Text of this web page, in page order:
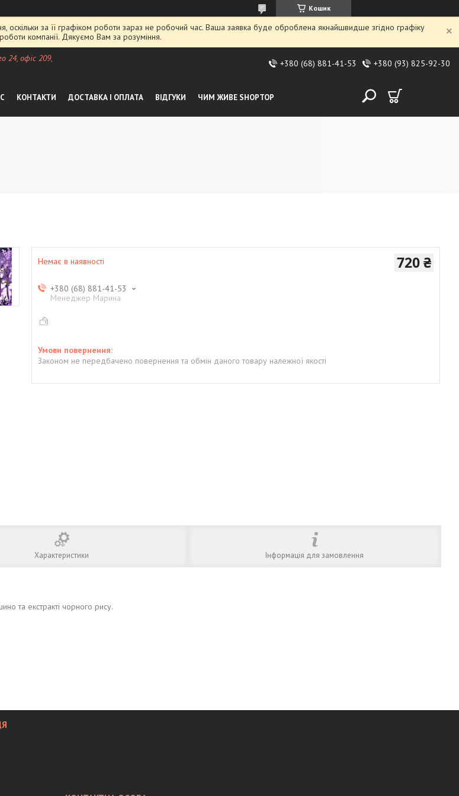
Кошик
за її графіком роботи зараз не робочий час. Ваша заявка буде оброблена якнайшвидше згідно графіку
роботи компанії. Дякуємо Вам за розуміння.
24, офіс 209,
+380 (68) 881-41-53 +380 (93) 825-92-30
КОНТАКТИ ДОСТАВКА І ОПЛАТА ВІДГУКИ ЧИМ ЖИВЕ SHOPTOP
Немає в наявності 720 ₴
+380 (68) 881-41-53
Менеджер Марина
Законом не передбачено повернення та обмін даного товару належної якості
Характеристики Інформація для замовлення
та екстракті чорного рису.